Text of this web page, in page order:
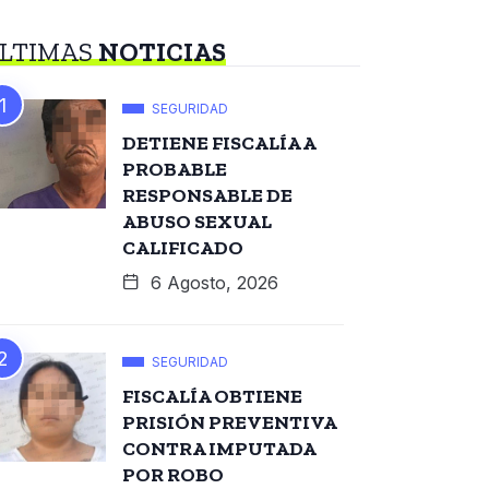
NOTICIAS
SEGURIDAD
DETIENE FISCALÍA A
PROBABLE
RESPONSABLE DE
ABUSO SEXUAL
CALIFICADO
6 Agosto, 2026
SEGURIDAD
FISCALÍA OBTIENE
PRISIÓN PREVENTIVA
CONTRA IMPUTADA
POR ROBO